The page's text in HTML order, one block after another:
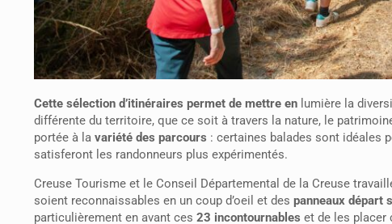
Cette sélection d’itinéraires permet de mettre en lumière la
différente du territoire, que ce soit à travers la nature, le
portée à la variété des parcours : certaines balades sont idéales
satisferont les randonneurs plus expérimentés.
Creuse Tourisme et le Conseil Départemental de la Creuse
soient reconnaissables en un coup d’oeil et des panneaux départ
particulièrement en avant ces 23 incontournables et de les placer